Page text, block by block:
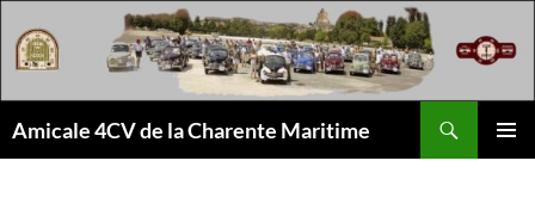
au
contenu
Amicale 4CV de la Charente Maritime